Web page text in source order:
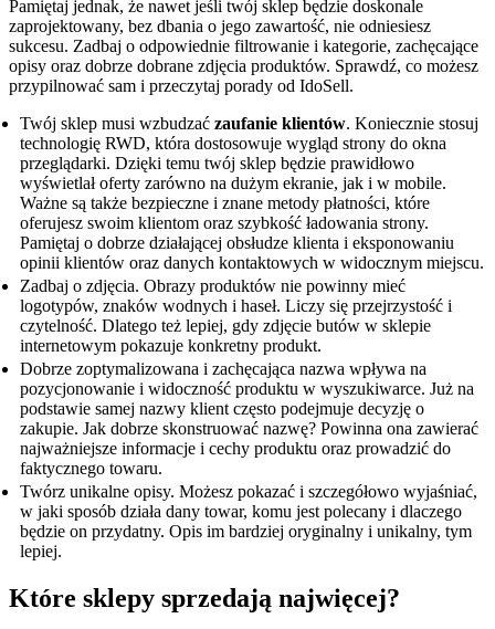
Pamiętaj jednak, że nawet jeśli twój sklep będzie doskonale
zaprojektowany, bez dbania o jego zawartość, nie odniesiesz
sukcesu. Zadbaj o odpowiednie filtrowanie i kategorie, zachęcające
opisy oraz dobrze dobrane zdjęcia produktów. Sprawdź, co możesz
przypilnować sam i przeczytaj porady od IdoSell.
Twój sklep musi wzbudzać zaufanie klientów. Koniecznie stosuj
technologię RWD, która dostosowuje wygląd strony do okna
przeglądarki. Dzięki temu twój sklep będzie prawidłowo
wyświetlał oferty zarówno na dużym ekranie, jak i w mobile.
Ważne są także bezpieczne i znane metody płatności, które
oferujesz swoim klientom oraz szybkość ładowania strony.
Pamiętaj o dobrze działającej obsłudze klienta i eksponowaniu
opinii klientów oraz danych kontaktowych w widocznym miejscu.
Zadbaj o zdjęcia. Obrazy produktów nie powinny mieć
logotypów, znaków wodnych i haseł. Liczy się przejrzystość i
czytelność. Dlatego też lepiej, gdy zdjęcie butów w sklepie
internetowym pokazuje konkretny produkt.
Dobrze zoptymalizowana i zachęcająca nazwa wpływa na
pozycjonowanie i widoczność produktu w wyszukiwarce. Już na
podstawie samej nazwy klient często podejmuje decyzję o
zakupie. Jak dobrze skonstruować nazwę? Powinna ona zawierać
najważniejsze informacje i cechy produktu oraz prowadzić do
faktycznego towaru.
Twórz unikalne opisy. Możesz pokazać i szczegółowo wyjaśniać,
w jaki sposób działa dany towar, komu jest polecany i dlaczego
będzie on przydatny. Opis im bardziej oryginalny i unikalny, tym
lepiej.
Które sklepy sprzedają najwięcej?